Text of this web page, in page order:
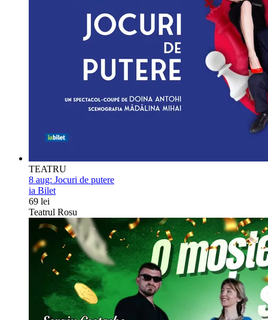
TEATRU
8 aug: Jocuri de putere
ia Bilet
69 lei
Teatrul Rosu